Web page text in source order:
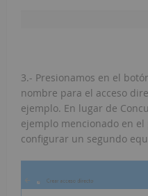
3.- Presionamos en el
nombre para el acceso
ejemplo. En lugar de
ejemplo mencionado en
configurar un segundo